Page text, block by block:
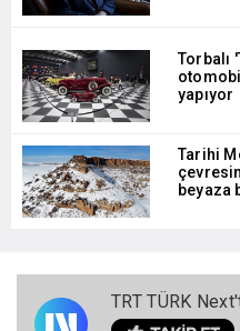
Torbalı
yapıyor
Tarihi
beyaza
TRT TÜRK